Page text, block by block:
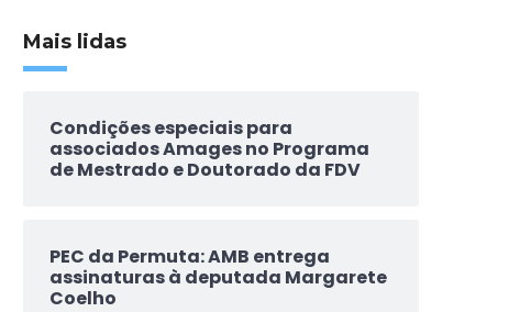
Mais lidas
Condições especiais para
associados Amages no Programa
de Mestrado e Doutorado da FDV
PEC da Permuta: AMB entrega
assinaturas à deputada Margarete
Coelho